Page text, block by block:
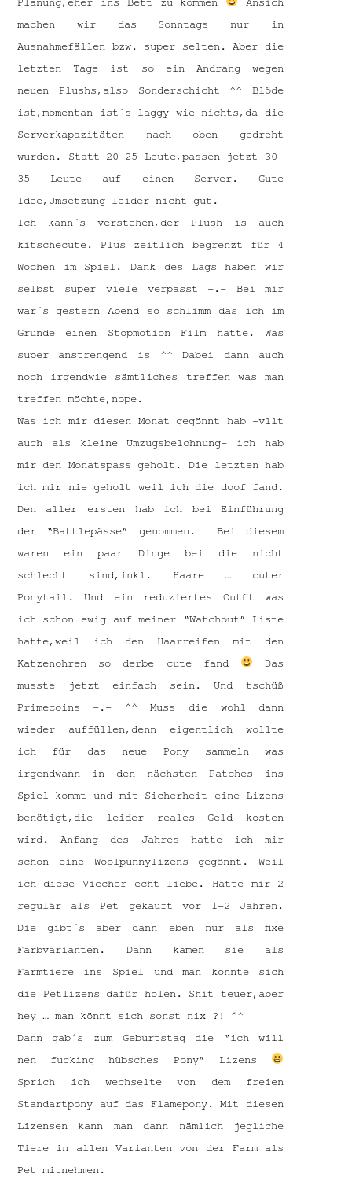
machen wir das Sonntags nur in
Ausnahmefällen bzw. super selten. Aber die
letzten Tage ist so ein Andrang wegen
neuen Plushs,also Sonderschicht ^^ Blöde
ist,momentan ist´s laggy wie nichts,da die
Serverkapazitäten nach oben gedreht
wurden. Statt 20-25 Leute,passen jetzt 30-
35 Leute auf einen Server. Gute
Idee,Umsetzung leider nicht gut.
Ich kann´s verstehen,der Plush is auch
kitschecute. Plus zeitlich begrenzt für 4
Wochen im Spiel. Dank des Lags haben wir
selbst super viele verpasst -.- Bei mir
war´s gestern Abend so schlimm das ich im
Grunde einen Stopmotion Film hatte. Was
super anstrengend is ^^ Dabei dann auch
noch irgendwie sämtliches treffen was man
treffen möchte,nope.
Was ich mir diesen Monat gegönnt hab -vllt
auch als kleine Umzugsbelohnung- ich hab
mir den Monatspass geholt. Die letzten hab
ich mir nie geholt weil ich die doof fand.
Den aller ersten hab ich bei Einführung
der “Battlepässe” genommen. Bei diesem
waren ein paar Dinge bei die nicht
schlecht sind,inkl. Haare … cuter
Ponytail. Und ein reduziertes Outfit was
ich schon ewig auf meiner “Watchout” Liste
hatte,weil ich den Haarreifen mit den
Katzenohren so derbe cute fand
Das
musste jetzt einfach sein. Und tschüß
Primecoins -.- ^^ Muss die wohl dann
wieder auffüllen,denn eigentlich wollte
ich für das neue Pony sammeln was
irgendwann in den nächsten Patches ins
Spiel kommt und mit Sicherheit eine Lizens
benötigt,die leider reales Geld kosten
wird. Anfang des Jahres hatte ich mir
schon eine Woolpunnylizens gegönnt. Weil
ich diese Viecher echt liebe. Hatte mir 2
regulär als Pet gekauft vor 1-2 Jahren.
Die gibt´s aber dann eben nur als fixe
Farbvarianten. Dann kamen sie als
Farmtiere ins Spiel und man konnte sich
die Petlizens dafür holen. Shit teuer,aber
hey … man könnt sich sonst nix ?! ^^
Dann gab´s zum Geburtstag die “ich will
nen fucking hübsches Pony” Lizens
Sprich ich wechselte von dem freien
Standartpony auf das Flamepony. Mit diesen
Lizensen kann man dann nämlich jegliche
Tiere in allen Varianten von der Farm als
Pet mitnehmen.